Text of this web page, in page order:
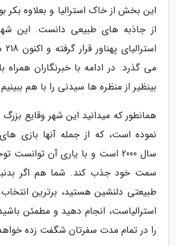
این بخش از خاک استرالیا و بعلاوه بکر
از جاذبه های طبیعی دانست. این
می گذرد. در ادامه با خبرنگاران همراه
بینظیر از منظره ها سیدنی را با هم
همانطور که میدانید این شهر وقایع بزرگ
نموده است، که از جمله آنها بازی
سال 2000 است و با یاری آن
سمت خود جذب کند. شما هم اگر
طبیعتی دلنشین هستید، برترین
استرالیاست، انجام دهید و مطمئن
را در تمام مدت سفرتان شگفت زده